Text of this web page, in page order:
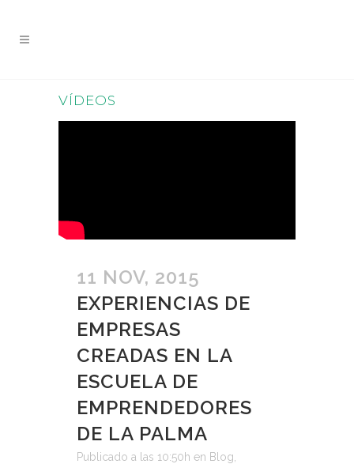
VÍDEOS
11 NOV, 2015
EXPERIENCIAS DE
EMPRESAS
CREADAS EN LA
ESCUELA DE
EMPRENDEDORES
DE LA PALMA
Publicado a las 10:50h en Blog